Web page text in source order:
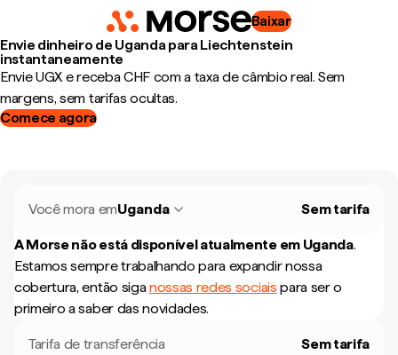
Baixar
Envie dinheiro de Uganda para Liechtenstein
instantaneamente
Envie UGX e receba CHF com a taxa de câmbio real. Sem
margens, sem tarifas ocultas.
Comece agora
Você mora emUganda Sem tarifa
A Morse não está disponível atualmente em Uganda.
Estamos sempre trabalhando para expandir nossa
cobertura, então siganossas redes sociais para ser o
primeiro a saber das novidades.
Tarifa de transferência Sem tarifa